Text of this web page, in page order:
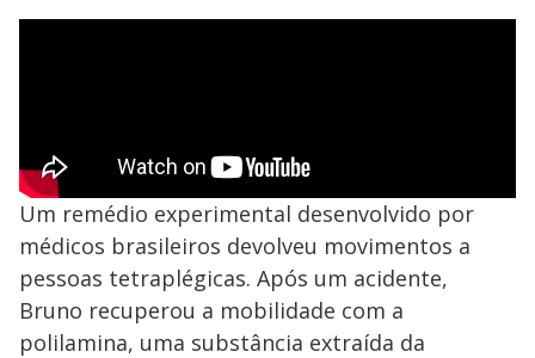
Um remédio experimental desenvolvido por
médicos brasileiros devolveu movimentos a
pessoas tetraplégicas. Após um acidente,
Bruno recuperou a mobilidade com a
polilamina, uma substância extraída da